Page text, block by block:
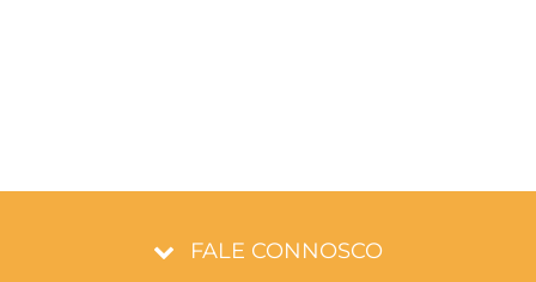
FALE CONNOSCO